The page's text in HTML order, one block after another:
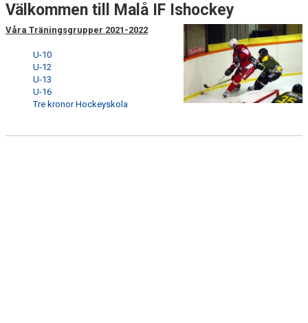
DOKUMENT
MATCHER
KONTAKT
Välkommen till Malå IF Ishockey
Våra Träningsgrupper 2021-2022
U-10
U-12
U-13
U-16
Tre kronor Hockeyskola